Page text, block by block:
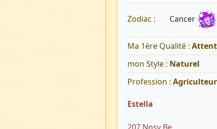
Zodiac : Cancer
Ma 1ère Qualité :
mon Style : Naturel
Profession : Agriculteur
Estella